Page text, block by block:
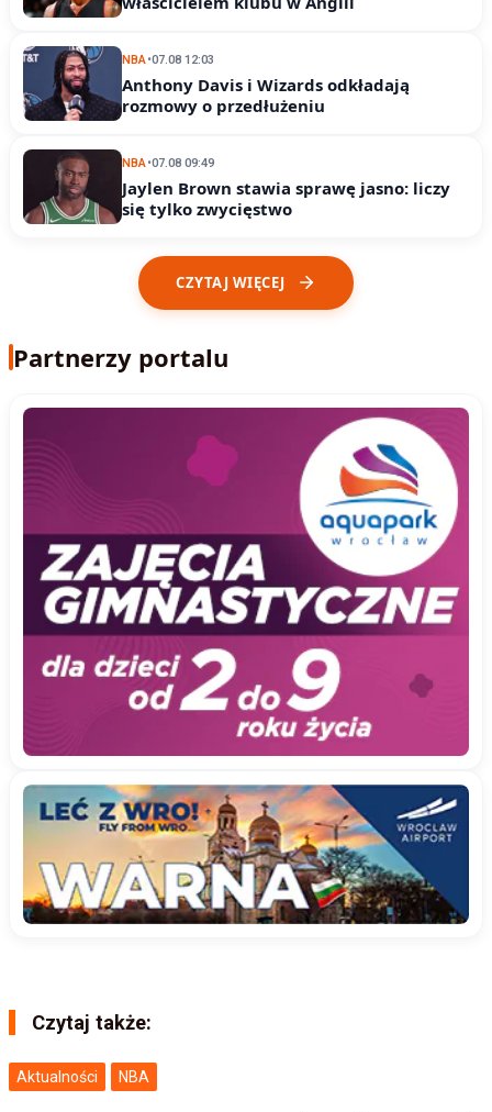
NBA•07.08 12:03
Anthony Davis i Wizards odkładają
rozmowy o przedłużeniu
NBA•07.08 09:49
Jaylen Brown stawia sprawę jasno: liczy
się tylko zwycięstwo
CZYTAJ WIĘCEJ
Partnerzy portalu
Czytaj także:
Aktualności NBA